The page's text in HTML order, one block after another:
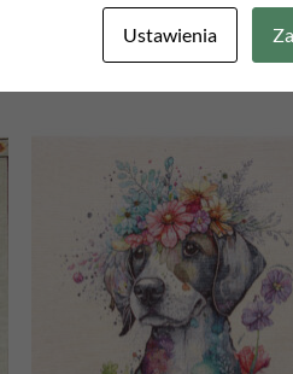
Ustawienia